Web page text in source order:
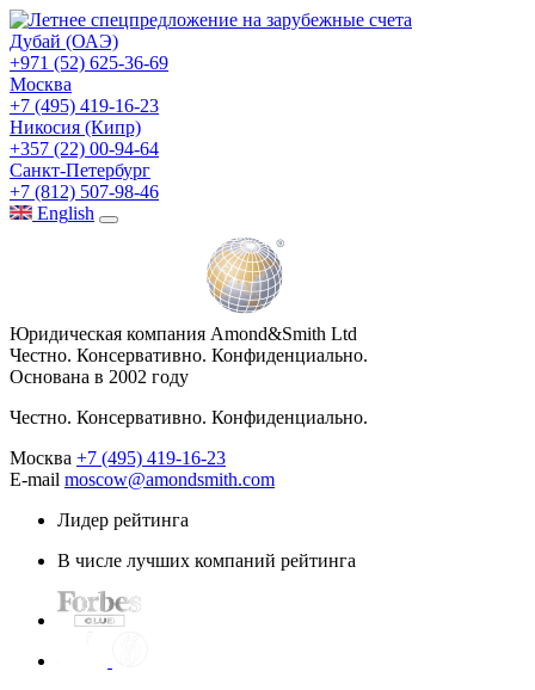
Дубай (ОАЭ)
+971 (52) 625-36-69
Москва
+7 (495) 419-16-23
Никосия (Кипр)
+357 (22) 00-94-64
Санкт-Петербург
+7 (812) 507-98-46
English
Юридическая компания Amond&Smith Ltd
Честно. Консервативно. Конфиденциально.
Основана в 2002 году
Честно. Консервативно. Конфиденциально.
Москва +7 (495) 419-16-23
E-mail moscow@amondsmith.com
Лидер рейтинга
В числе лучших компаний рейтинга